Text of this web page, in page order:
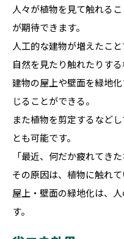
人々が植物を見て触れる
が期待できます。
人工的な建物が増えたこと
自然を見たり触れたりす
建物の屋上や壁面を緑地
じることができる。
また植物を剪定するなど
とも可能です。
「最近、何だか疲れてきた
その原因は、植物に触れ
屋上・壁面の緑地化は、
す。